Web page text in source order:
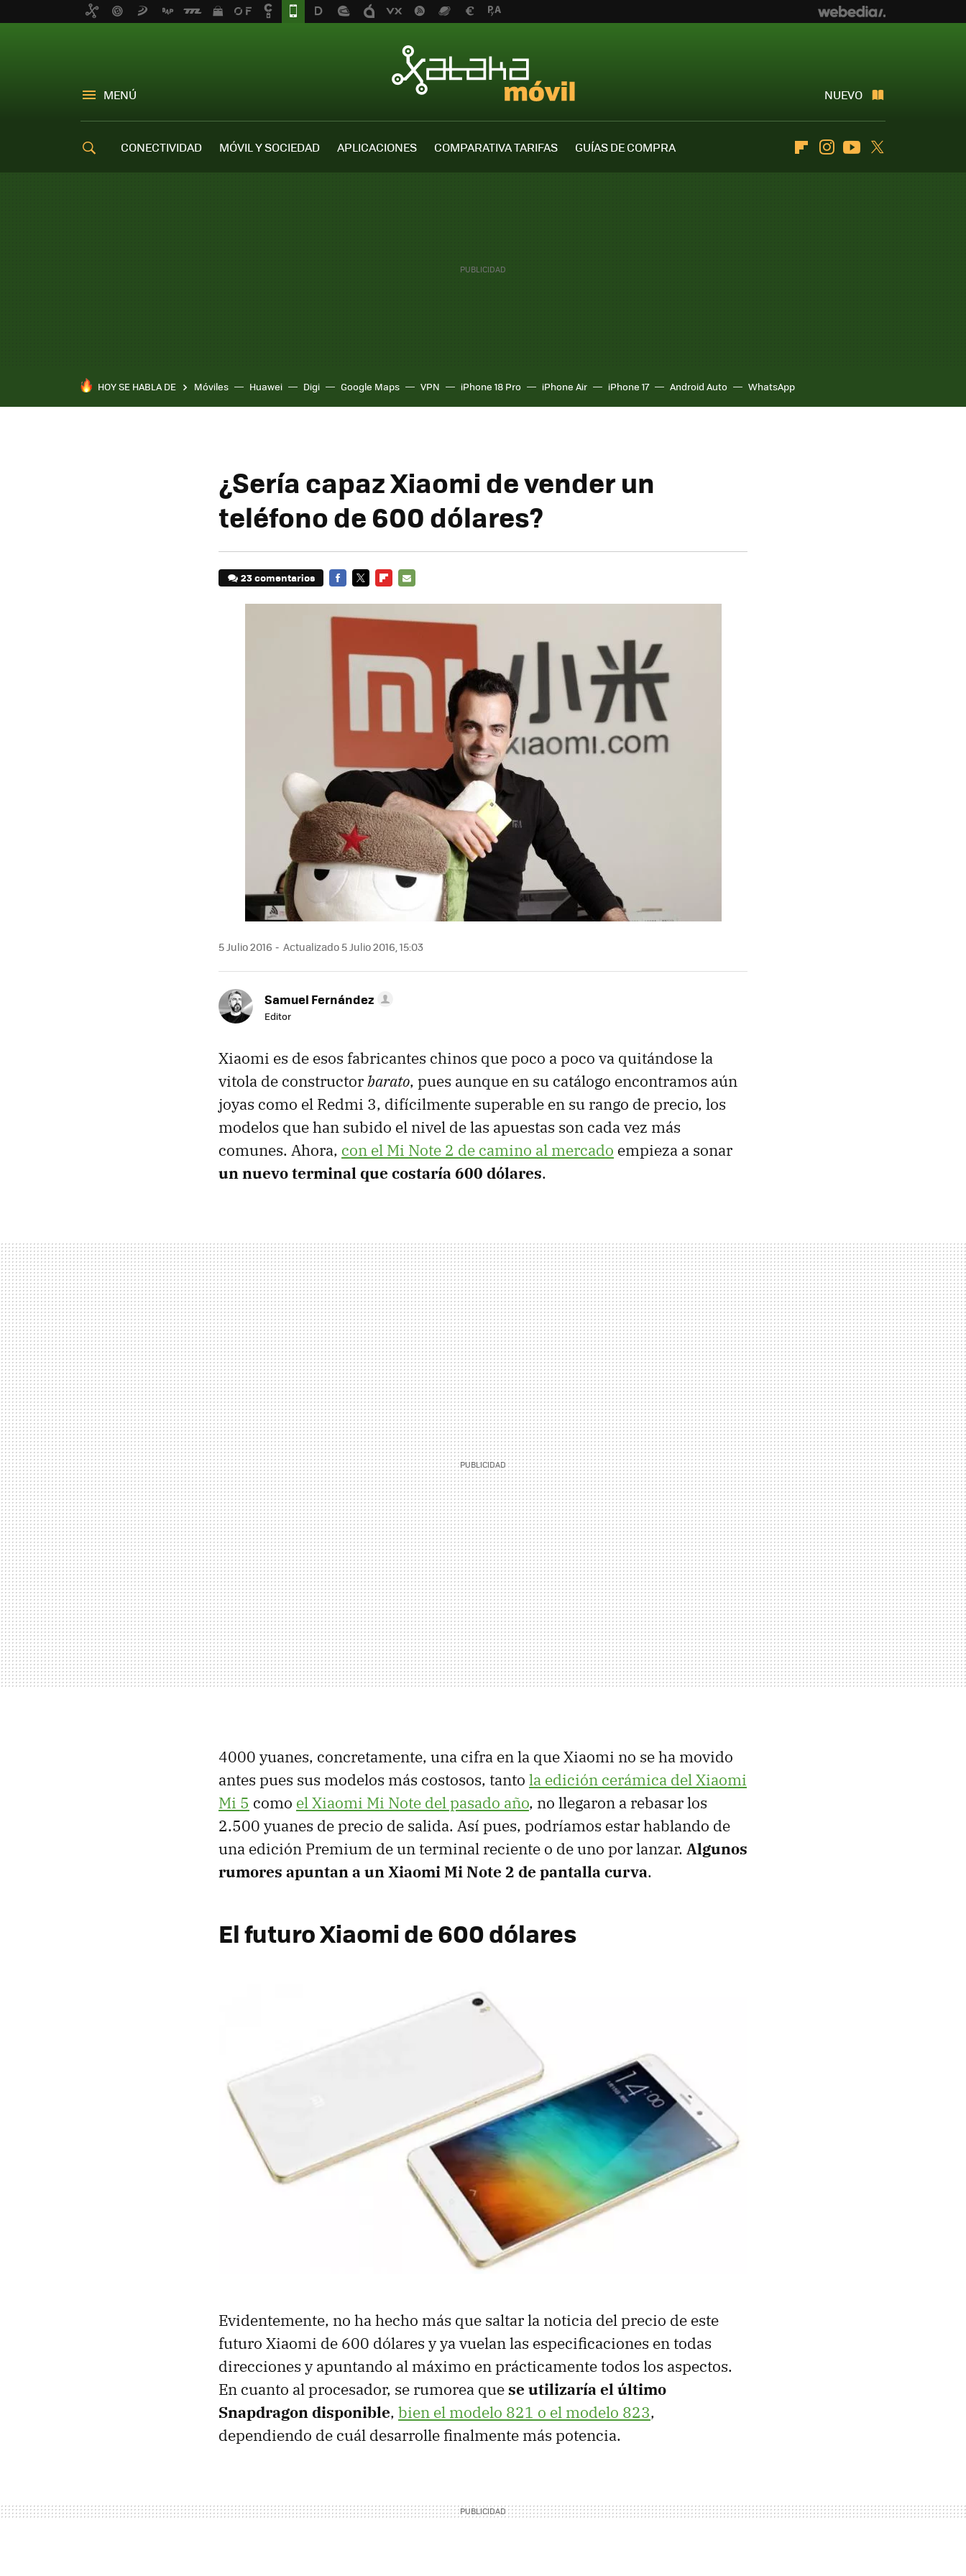
MENÚ NUEVO
CONECTIVIDAD MÓVIL Y SOCIEDAD APLICACIONES COMPARATIVA TARIFAS
GUÍAS DE COMPRA
FlipboardInstagramYoutube
HOY SE HABLA DE Móviles Huawei Digi Google Maps VPN iPhone 18 Pro iPhone Air iPhone 17 Android Auto WhatsApp
¿Sería capaz Xiaomi de vender un
teléfono de 600 dólares?
23 comentarios
5 Julio 2016 Actualizado 5 Julio 2016, 15:03
Samuel Fernández
Editor
Xiaomi es de esos fabricantes chinos que poco a poco va quitándose la
vitola de constructorbarato, pues aunque en su catálogo encontramos aún
joyas como el Redmi 3, difícilmente superable en su rango de precio, los
modelos que han subido el nivel de las apuestas son cada vez más
comunes. Ahora, con el Mi Note 2 de camino al mercado empieza a sonar
un nuevo terminal que costaría 600 dólares.
4000 yuanes, concretamente, una cifra en la que Xiaomi no se ha movido
antes pues sus modelos más costosos, tanto la edición cerámica del Xiaomi
Mi 5 como el Xiaomi Mi Note del pasado año, no llegaron a rebasar los
2.500 yuanes de precio de salida. Así pues, podríamos estar hablando de
una edición Premium de un terminal reciente o de uno por lanzar. Algunos
rumores apuntan a un Xiaomi Mi Note 2 de pantalla curva.
El futuro Xiaomi de 600 dólares
Evidentemente, no ha hecho más que saltar la noticia del precio de este
futuro Xiaomi de 600 dólares y ya vuelan las especificaciones en todas
direcciones y apuntando al máximo en prácticamente todos los aspectos.
En cuanto al procesador, se rumorea quese utilizaría el último
Snapdragon disponible, bien el modelo 821 o el modelo 823,
dependiendo de cuál desarrolle finalmente más potencia.